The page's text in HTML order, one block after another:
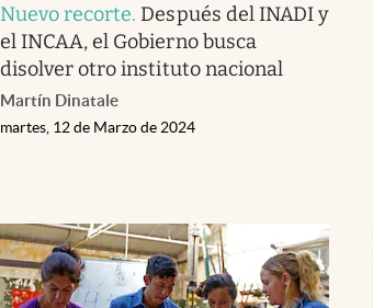
Nuevo recorte. Después del INADI y
el INCAA, el Gobierno busca
disolver otro instituto nacional
Martín Dinatale
martes, 12 de Marzo de 2024